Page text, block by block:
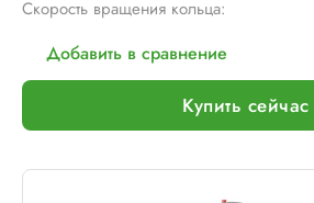
Скорость вращения кольца:
Добавить в сравнение
Купить сейчас